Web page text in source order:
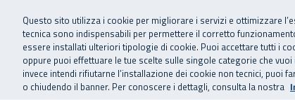
Vai al menu principale
Vai al contenuto principale
Vai al Footer
SuperAbile - il Contact Center Inail per il mondo della
Home Chi siamo Storie,
Questo sito utilizza i cookie per migliorare i servizi e ottimizzare
tecnica sono indispensabili per permettere il corretto
essere installati ulteriori tipologie di cookie. Puoi accettare tutti i
oppure puoi effettuare le tue scelte sulle singole categorie che vuoi
invece intendi rifiutarne l’installazione dei cookie non tecnici, puoi
o chiudendo il banner. Per conoscere i dettagli, consulta la nostra